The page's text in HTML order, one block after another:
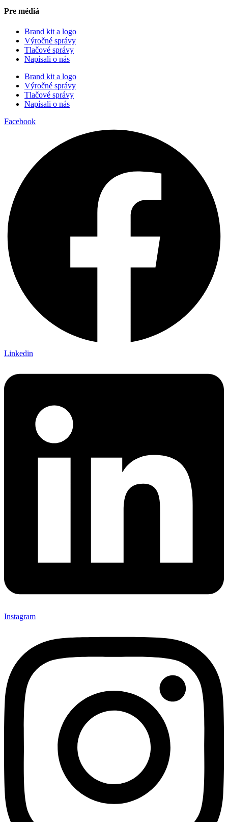
Pre médiá
Brand kit a logo
Výročné správy
Tlačové správy
Napísali o nás
Brand kit a logo
Výročné správy
Tlačové správy
Napísali o nás
Facebook
Linkedin
Instagram